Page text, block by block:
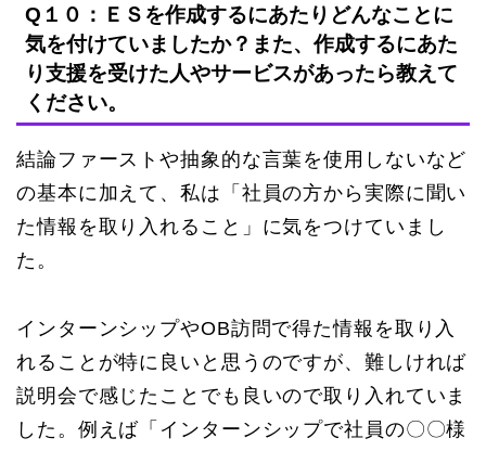
Q１０：ＥＳを作成するにあたりどんなことに
気を付けていましたか？また、作成するにあた
り支援を受けた人やサービスがあったら教えて
ください。
結論ファーストや抽象的な言葉を使用しないなど
の基本に加えて、私は「社員の方から実際に聞い
た情報を取り入れること」に気をつけていまし
た。
インターンシップやOB訪問で得た情報を取り入
れることが特に良いと思うのですが、難しければ
説明会で感じたことでも良いので取り入れていま
した。例えば「インターンシップで社員の〇〇様